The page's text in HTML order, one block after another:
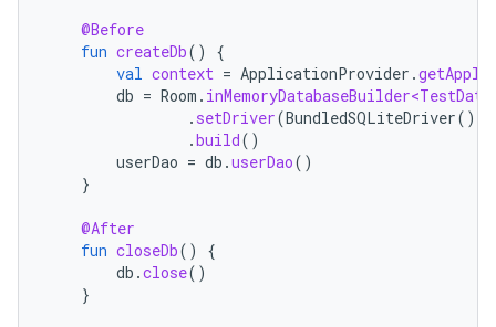
@Before
fun createDb()
{
val context = ApplicationProvider .
db = Room .
. setDriver(BundledSQLiteDriver())
.build()
userDao = db .userDao()
}
@After
fun closeDb()
{
db .close()
}